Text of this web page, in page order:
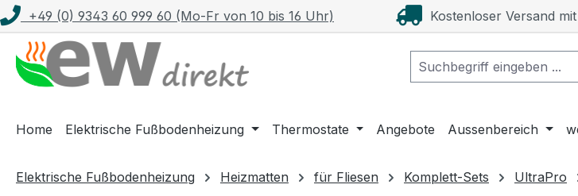
Hauptinhalt springen
Zur Suche springen
Zur Hauptnavigation springen
+49 (0) 9343 60 999 60 (Mo-Fr von 10 bis 16 Uhr) Kostenloser Versand
Home Elektrische Fußbodenheizung Thermostate Angebote Aussenbereich
Elektrische Fußbodenheizung Heizmatten für Fliesen Komplett-Sets UltraPro